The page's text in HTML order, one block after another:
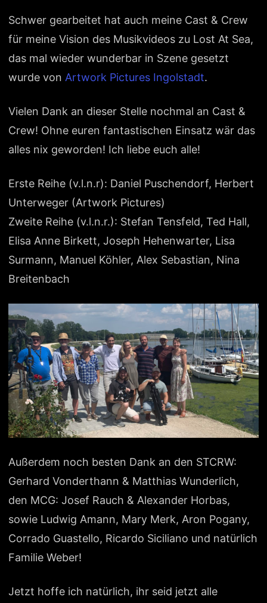
Schwer gearbeitet hat auch meine Cast & Crew
für meine Vision des Musikvideos zu Lost At Sea,
das mal wieder wunderbar in Szene gesetzt
wurde von Artwork Pictures Ingolstadt.
Vielen Dank an dieser Stelle nochmal an Cast &
Crew! Ohne euren fantastischen Einsatz wär das
alles nix geworden! Ich liebe euch alle!
Erste Reihe (v.l.n.r): Daniel Puschendorf, Herbert
Unterweger (Artwork Pictures)
Zweite Reihe (v.l.n.r.): Stefan Tensfeld, Ted Hall,
Elisa Anne Birkett, Joseph Hehenwarter, Lisa
Surmann, Manuel Köhler, Alex Sebastian, Nina
Breitenbach
Außerdem noch besten Dank an den STCRW:
Gerhard Vonderthann & Matthias Wunderlich,
den MCG: Josef Rauch & Alexander Horbas,
sowie Ludwig Amann, Mary Merk, Aron Pogany,
Corrado Guastello, Ricardo Siciliano und natürlich
Familie Weber!
Jetzt hoffe ich natürlich, ihr seid jetzt alle